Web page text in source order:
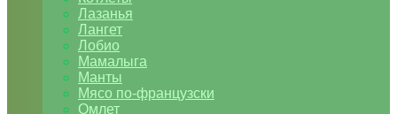
Лазанья
Лангет
Лобио
Мамалыга
Манты
Мясо по-французски
Омлет